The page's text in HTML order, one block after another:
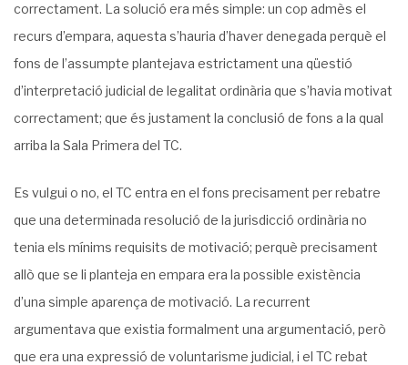
correctament. La solució era més simple: un cop admès el
recurs d’empara, aquesta s’hauria d’haver denegada perquè el
fons de l’assumpte plantejava estrictament una qüestió
d’interpretació judicial de legalitat ordinària que s’havia motivat
correctament; que és justament la conclusió de fons a la qual
arriba la Sala Primera del TC.
Es vulgui o no, el TC entra en el fons precisament per rebatre
que una determinada resolució de la jurisdicció ordinària no
tenia els mínims requisits de motivació; perquè precisament
allò que se li planteja en empara era la possible existència
d’una simple aparença de motivació. La recurrent
argumentava que existia formalment una argumentació, però
que era una expressió de voluntarisme judicial, i el TC rebat